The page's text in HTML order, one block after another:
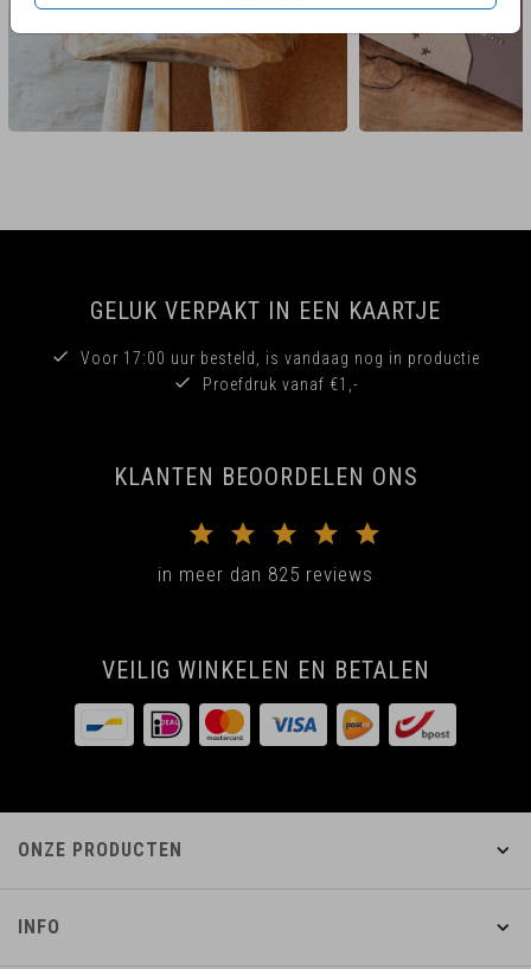
GELUK VERPAKT IN EEN KAARTJE
Voor 17:00 uur besteld, is vandaag nog in productie
Proefdruk vanaf €1,-
KLANTEN BEOORDELEN ONS
in meer dan 825 reviews
VEILIG WINKELEN EN BETALEN
ONZE PRODUCTEN
INFO